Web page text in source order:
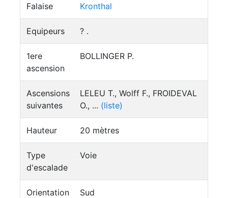
Falaise Kronthal
Equipeurs ? .
1ere
ascension
BOLLINGER P.
Ascensions
suivantes
LELEU T., Wolff F., FROIDEVAL
O., ... (liste)
Hauteur 20 mètres
Type
d'escalade
Voie
Orientation Sud